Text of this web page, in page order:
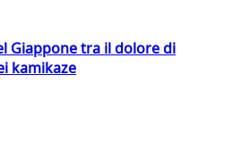
Giappone tra il dolore di
kamikaze